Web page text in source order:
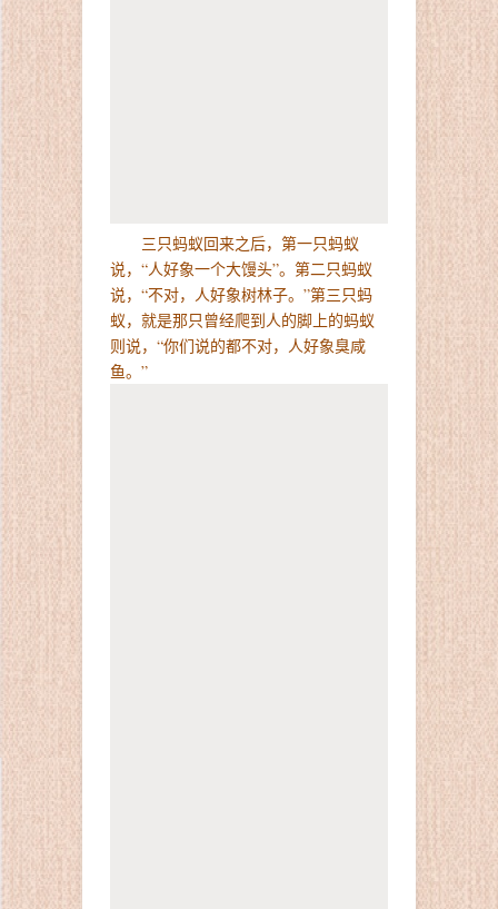
三只蚂蚁回来之后，第一只蚂蚁
说，“人好象一个大馒头”。第二只蚂蚁
说，“不对，人好象树林子。”第三只蚂
蚁，就是那只曾经爬到人的脚上的蚂蚁
则说，“你们说的都不对，人好象臭咸
鱼。”